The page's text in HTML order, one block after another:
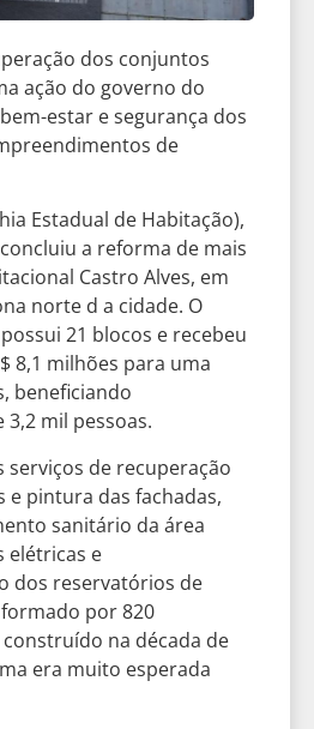
dos conjuntos
ação do governo do
estar e segurança dos
de
Estadual de Habitação),
a reforma de mais
Castro Alves, em
norte d a cidade. O
21 blocos e recebeu
8,1 milhões para uma
beneficiando
mil pessoas.
serviços de recuperação
e pintura das fachadas,
sanitário da área
elétricas e
dos reservatórios de
por 820
na década de
era muito esperada